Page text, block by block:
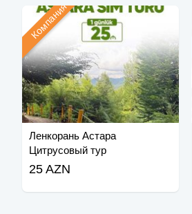
Ленкорань Астара
Цитрусовый тур
Компания
25 AZN